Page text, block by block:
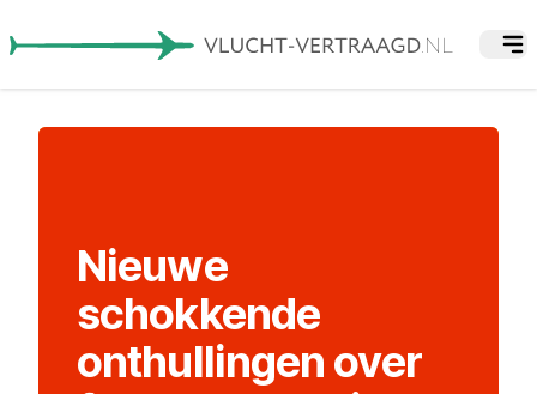
Nieuwe
schokkende
onthullingen over